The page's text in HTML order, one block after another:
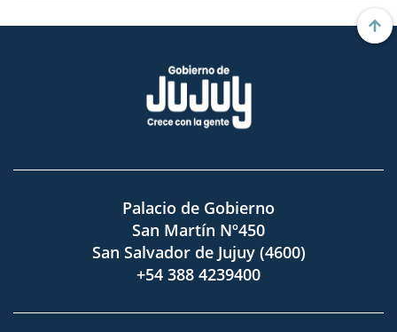
Palacio de Gobierno
San Martín Nº450
San Salvador de Jujuy (4600)
+54 388 4239400